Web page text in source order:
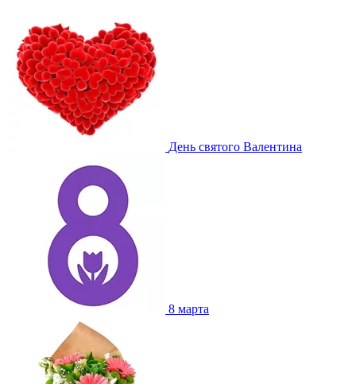
День святого Валентина
8 марта